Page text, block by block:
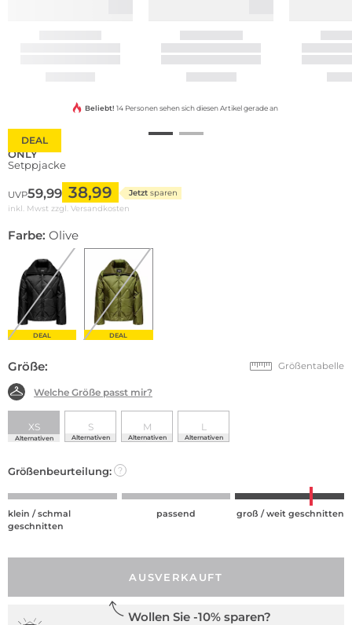
DEAL
Beliebt! 14 Personen sehen sich diesen Artikel gerade an
ONLY
Setppjacke
UVP59,99 38,99 Jetzt sparen
inkl. Mwst zzgl. Versandkosten
Farbe: Olive
DEAL DEAL
Größe: Größentabelle
Welche Größe passt mir?
XS
Alternativen
S
Alternativen
M
Alternativen
L
Alternativen
Größenbeurteilung: ?
klein / schmal
geschnitten
passend groß / weit geschnitten
AUSVERKAUFT
Wollen Sie -10% sparen?